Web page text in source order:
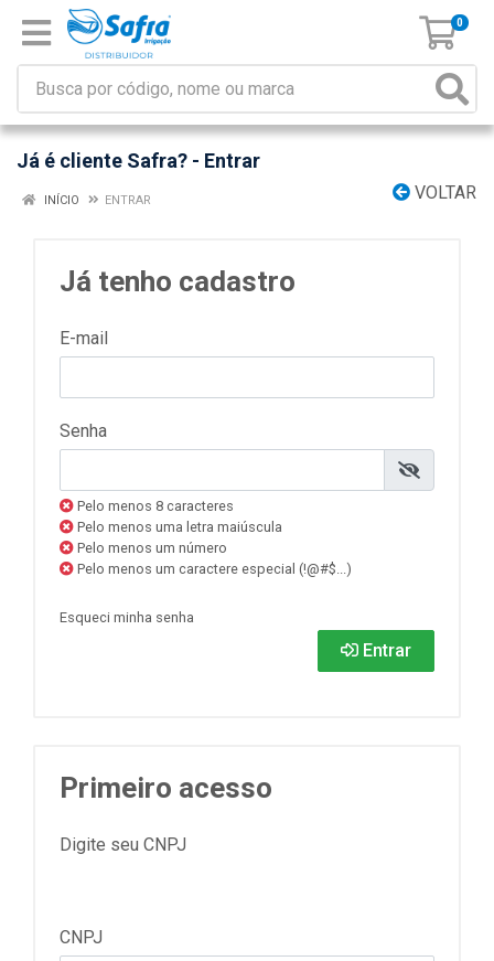
0
Já é cliente Safra? - Entrar
VOLTAR
INÍCIO ENTRAR
Já tenho cadastro
E-mail
Senha
Pelo menos 8 caracteres
Pelo menos uma letra maiúscula
Pelo menos um número
Pelo menos um caractere especial (!@#$...)
Esqueci minha senha
Entrar
Primeiro acesso
Digite seu CNPJ
CNPJ